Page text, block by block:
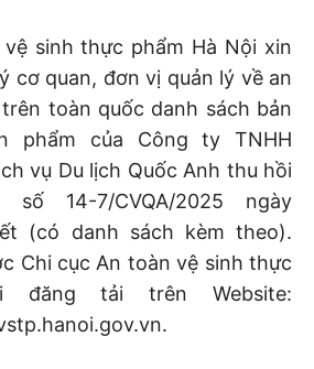
sinh thực phẩm Hà Nội xin
cơ quan, đơn vị quản lý về an
toàn quốc danh sách bản
phẩm của Công ty TNHH
vụ Du lịch Quốc Anh thu hồi
14-7/CVQA/2025 ngày
(có danh sách kèm theo).
Chi cục An toàn vệ sinh thực
đăng tải trên Website: